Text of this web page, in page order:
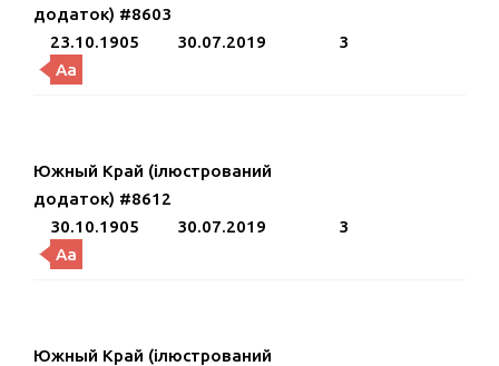
додаток) #8603
23.10.1905
30.07.2019
3
Aa
Южный Край (ілюстрований
додаток) #8612
30.10.1905
30.07.2019
3
Aa
Южный Край (ілюстрований